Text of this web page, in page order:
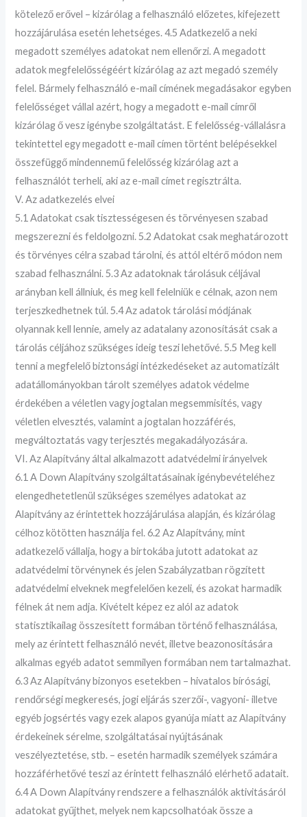
kötelező erővel – kizárólag a felhasználó előzetes, kifejezett
hozzájárulása esetén lehetséges. 4.5 Adatkezelő a neki
megadott személyes adatokat nem ellenőrzi. A megadott
adatok megfelelősségéért kizárólag az azt megadó személy
felel. Bármely felhasználó e-mail címének megadásakor egyben
felelősséget vállal azért, hogy a megadott e-mail címről
kizárólag ő vesz igénybe szolgáltatást. E felelősség-vállalásra
tekintettel egy megadott e-mail címen történt belépésekkel
összefüggő mindennemű felelősség kizárólag azt a
felhasználót terheli, aki az e-mail címet regisztrálta.
V. Az adatkezelés elvei
5.1 Adatokat csak tisztességesen és törvényesen szabad
megszerezni és feldolgozni. 5.2 Adatokat csak meghatározott
és törvényes célra szabad tárolni, és attól eltérő módon nem
szabad felhasználni. 5.3 Az adatoknak tárolásuk céljával
arányban kell állniuk, és meg kell felelniük e célnak, azon nem
terjeszkedhetnek túl. 5.4 Az adatok tárolási módjának
olyannak kell lennie, amely az adatalany azonosítását csak a
tárolás céljához szükséges ideig teszi lehetővé. 5.5 Meg kell
tenni a megfelelő biztonsági intézkedéseket az automatizált
adatállományokban tárolt személyes adatok védelme
érdekében a véletlen vagy jogtalan megsemmisítés, vagy
véletlen elvesztés, valamint a jogtalan hozzáférés,
megváltoztatás vagy terjesztés megakadályozására.
VI. Az Alapítvány által alkalmazott adatvédelmi irányelvek
6.1 A Down Alapítvány szolgáltatásainak igénybevételéhez
elengedhetetlenül szükséges személyes adatokat az
Alapítvány az érintettek hozzájárulása alapján, és kizárólag
célhoz kötötten használja fel. 6.2 Az Alapítvány, mint
adatkezelő vállalja, hogy a birtokába jutott adatokat az
adatvédelmi törvénynek és jelen Szabályzatban rögzített
adatvédelmi elveknek megfelelően kezeli, és azokat harmadik
félnek át nem adja. Kivételt képez ez alól az adatok
statisztikailag összesített formában történő felhasználása,
mely az érintett felhasználó nevét, illetve beazonosítására
alkalmas egyéb adatot semmilyen formában nem tartalmazhat.
6.3 Az Alapítvány bizonyos esetekben – hivatalos bírósági,
rendőrségi megkeresés, jogi eljárás szerzői-, vagyoni- illetve
egyéb jogsértés vagy ezek alapos gyanúja miatt az Alapítvány
érdekeinek sérelme, szolgáltatásai nyújtásának
veszélyeztetése, stb. – esetén harmadik személyek számára
hozzáférhetővé teszi az érintett felhasználó elérhető adatait.
6.4 A Down Alapítvány rendszere a felhasználók aktivitásáról
adatokat gyűjthet, melyek nem kapcsolhatóak össze a